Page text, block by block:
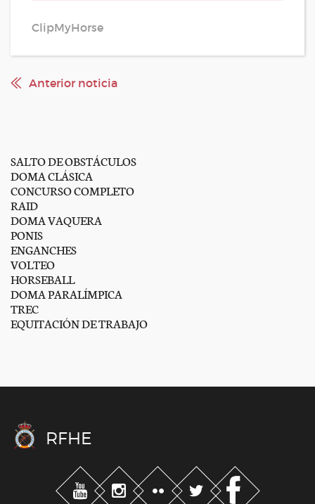
ClipMyHorse
Anterior noticia
SALTO DE OBSTÁCULOS
DOMA CLÁSICA
CONCURSO COMPLETO
RAID
DOMA VAQUERA
PONIS
ENGANCHES
VOLTEO
HORSEBALL
DOMA PARALÍMPICA
TREC
EQUITACIÓN DE TRABAJO
RFHE